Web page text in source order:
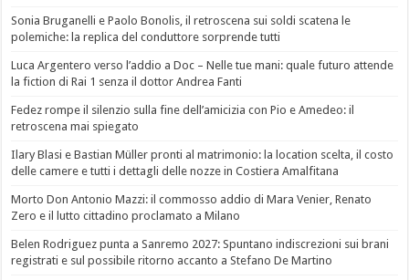
Sonia Bruganelli e Paolo Bonolis, il retroscena sui soldi scatena le
polemiche: la replica del conduttore sorprende tutti
Luca Argentero verso l’addio a Doc – Nelle tue mani: quale futuro attende
la fiction di Rai 1 senza il dottor Andrea Fanti
Fedez rompe il silenzio sulla fine dell’amicizia con Pio e Amedeo: il
retroscena mai spiegato
Ilary Blasi e Bastian Müller pronti al matrimonio: la location scelta, il costo
delle camere e tutti i dettagli delle nozze in Costiera Amalfitana
Morto Don Antonio Mazzi: il commosso addio di Mara Venier, Renato
Zero e il lutto cittadino proclamato a Milano
Belen Rodriguez punta a Sanremo 2027: Spuntano indiscrezioni sui brani
registrati e sul possibile ritorno accanto a Stefano De Martino